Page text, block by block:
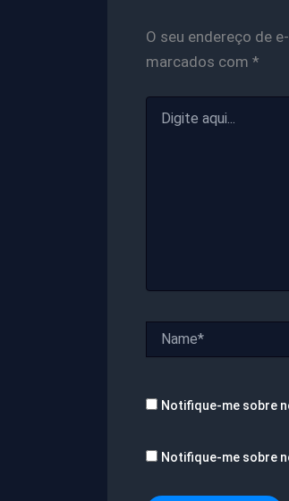
O seu endereço de
marcados com *
aqui...
Notifique-me sobre
Notifique-me sobre